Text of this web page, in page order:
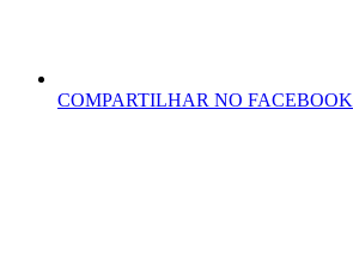
COMPARTILHAR NO FACEBOOK